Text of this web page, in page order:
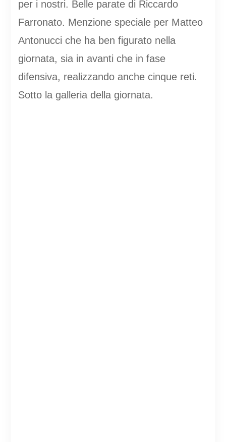
per i nostri. Belle parate di Riccardo
Farronato. Menzione speciale per Matteo
Antonucci che ha ben figurato nella
giornata, sia in avanti che in fase
difensiva, realizzando anche cinque reti.
Sotto la galleria della giornata.